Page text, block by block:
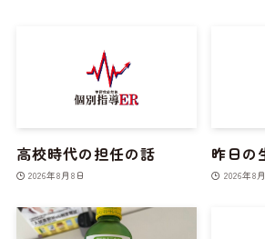
高校時代の担任の話
2026年8月8日
昨日の
2026年8